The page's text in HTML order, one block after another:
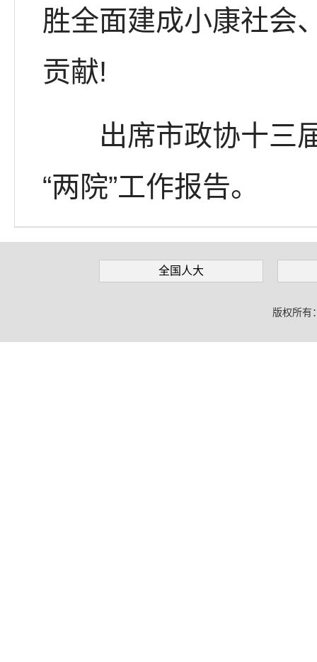
胜全面建成小康社会
贡献!
出席市政协十三届
“两院”工作报告。
全国人大
版权所